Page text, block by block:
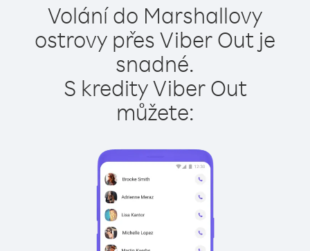
Volání do Marshallovy
ostrovy přes Viber Out je
snadné.
S kredity Viber Out
můžete: